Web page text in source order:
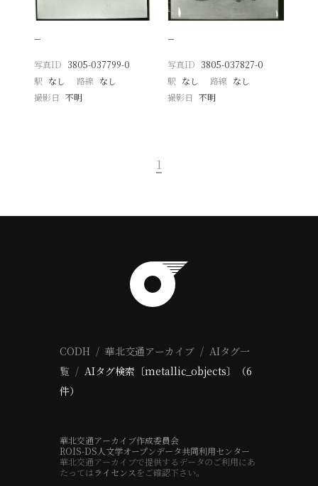
−
写真ID 3805-037799-0
駅 なし 路線 なし
撮影日
不明
−
写真ID 3805-037827-0
駅 なし 路線 なし
撮影日 不明
1
CODH 華北交通アーカイブ
AIタグ一
覧
AIタグ検索〔metallic_objects〕（6
件）
華北交通アーカイブ作成委員会
ROIS-DS人文学オープンデータ共同利用センター
華北交通アーカイブで提供するデータのご利用にあ
たってはライセンス をご確認下さい。